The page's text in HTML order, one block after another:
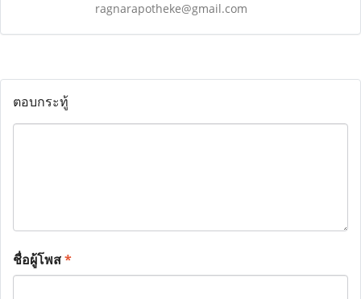
ragnarapotheke@gmail.com
ตอบกระทู้
ชื่อผู้โพส*